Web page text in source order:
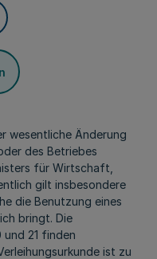
wesentliche Änderung
des Betriebes
für Wirtschaft,
gilt insbesondere
die Benutzung eines
bringt. Die
und 21 finden
ist zu